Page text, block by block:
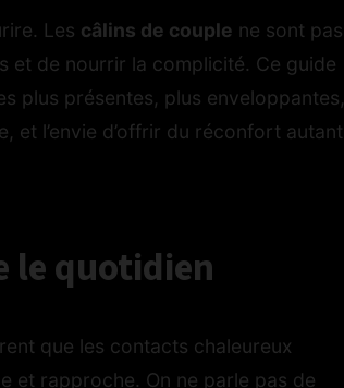
Les câlins de couple ne sont pas
et de nourrir la complicité. Ce guide
plus présentes, plus enveloppantes,
et l’envie d’offrir du réconfort autant
le quotidien
que les contacts chaleureux
et rapproche. On ne parle pas de